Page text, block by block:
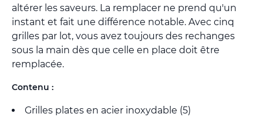
altérer les saveurs. La remplacer ne prend qu'un
instant et fait une différence notable. Avec cinq
grilles par lot, vous avez toujours des rechanges
sous la main dès que celle en place doit être
remplacée.
Contenu :
Grilles plates en acier inoxydable (5)